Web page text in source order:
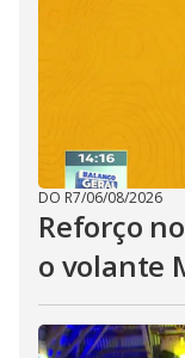
DO R7/06/08/2026
Reforço
o volante